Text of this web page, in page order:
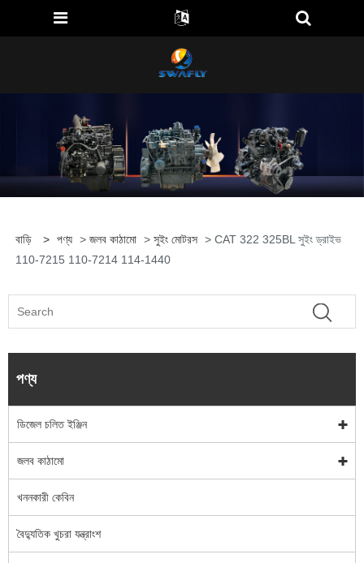
বাড়ি > পণ্য > জলব কাঠামো > সুইং মোটরস > CAT 322 325BL সুইং ড্রাইভ
110-7215 110-7214 114-1440
পণ্য
ডিজেল চলিত ইঞ্জিন
জলব কাঠামো
খননকারী কেবিন
বৈদ্যুতিক খুচরা যন্ত্রাংশ